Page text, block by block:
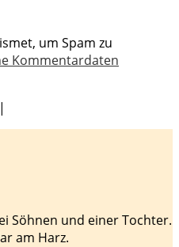
um Spam zu
Kommentardaten
|
Söhnen und einer Tochter.
am Harz.